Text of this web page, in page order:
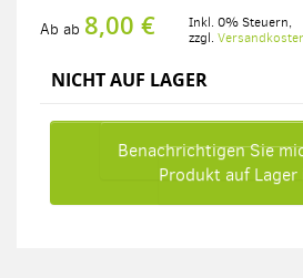
Ab ab 8,00 € Inkl. 0% Steuern,
zzgl.
NICHT AUF LAGER
Benachrichtigen Sie
Produkt auf